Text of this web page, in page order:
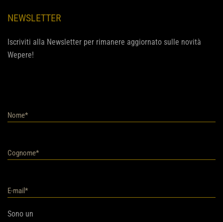
NEWSLETTER
Iscriviti alla Newsletter per rimanere aggiornato sulle novità
Wepere!
Sono un